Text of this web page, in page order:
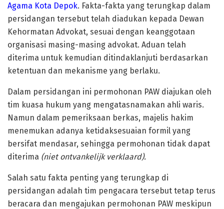
Agama Kota Depok. Fakta-fakta yang terungkap dalam
persidangan tersebut telah diadukan kepada Dewan
Kehormatan Advokat, sesuai dengan keanggotaan
organisasi masing-masing advokat. Aduan telah
diterima untuk kemudian ditindaklanjuti berdasarkan
ketentuan dan mekanisme yang berlaku.
Dalam persidangan ini permohonan PAW diajukan oleh
tim kuasa hukum yang mengatasnamakan ahli waris.
Namun dalam pemeriksaan berkas, majelis hakim
menemukan adanya ketidaksesuaian formil yang
bersifat mendasar, sehingga permohonan tidak dapat
diterima (niet ontvankelijk verklaard).
Salah satu fakta penting yang terungkap di
persidangan adalah tim pengacara tersebut tetap terus
beracara dan mengajukan permohonan PAW meskipun